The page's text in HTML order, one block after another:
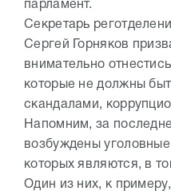
парламент.
Секретарь
Сергей Горняков
внимательно
которые не должны
скандалами,
Напомним, за
возбуждены
которых являются, в
Один из них, к